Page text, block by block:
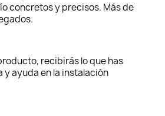
concretos y precisos. Más de
recibirás lo que has
ayuda en la instalación